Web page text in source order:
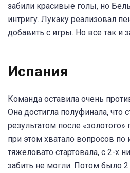
забили красивые голы, но
интригу. Лукаку реализовал
добавить с игры. Но все так и
Испания
Команда оставила очень
Она достигла полуфинала, что
результатом после
при этом хватало вопросов по
тяжеловато стартовала, с 2-х
забить не могли. Потом было